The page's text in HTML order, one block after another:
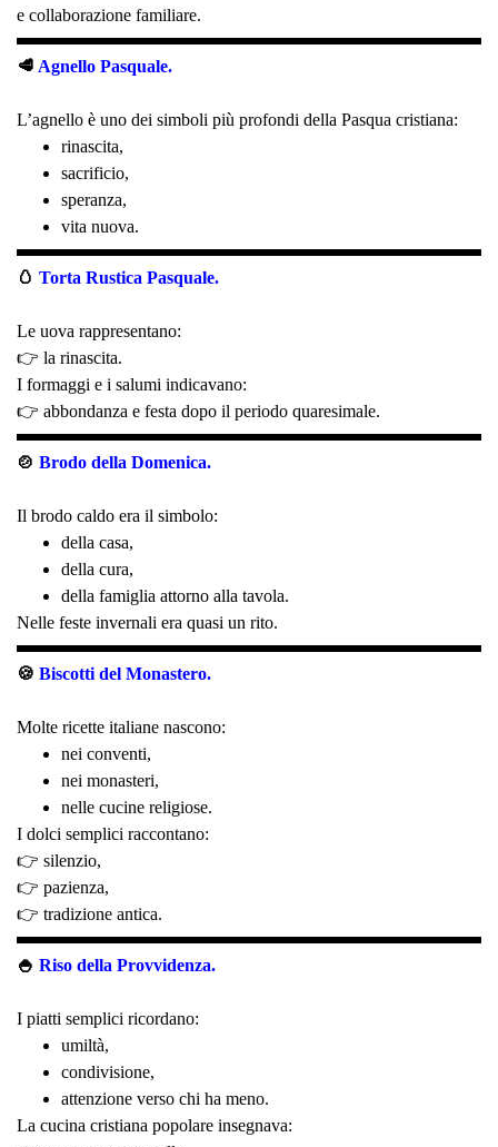
e collaborazione familiare.
🥩 Agnello Pasquale.
L’agnello è uno dei simboli più profondi della Pasqua cristiana:
rinascita,
sacrificio,
speranza,
vita nuova.
🥚 Torta Rustica Pasquale.
Le uova rappresentano:
👉 la rinascita.
I formaggi e i salumi indicavano:
👉 abbondanza e festa dopo il periodo quaresimale.
🍲 Brodo della Domenica.
Il brodo caldo era il simbolo:
della casa,
della cura,
della famiglia attorno alla tavola.
Nelle feste invernali era quasi un rito.
🍪 Biscotti del Monastero.
Molte ricette italiane nascono:
nei conventi,
nei monasteri,
nelle cucine religiose.
I dolci semplici raccontano:
👉 silenzio,
👉 pazienza,
👉 tradizione antica.
🍚 Riso della Provvidenza.
I piatti semplici ricordano:
umiltà,
condivisione,
attenzione verso chi ha meno.
La cucina cristiana popolare insegnava: